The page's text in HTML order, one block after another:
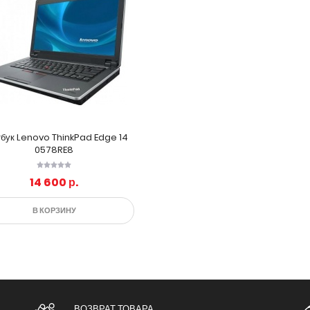
Lenovo ThinkPad Edge 14
0578RE8
14 600 р.
В КОРЗИНУ